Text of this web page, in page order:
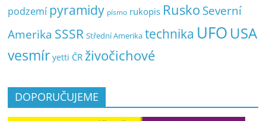
podzemí pyramidy písmo rukopis Rusko Severní
Amerika SSSR Střední Amerika technika UFO USA
vesmír yetti ČR živočichové
DOPORUČUJEME